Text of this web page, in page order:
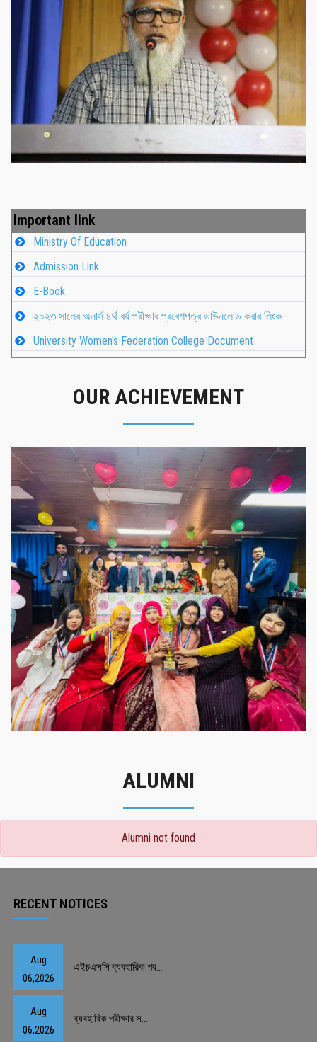
নবীনবরণ - ২০২৫
Important link
Ministry Of Education
Admission Link
E-Book
২০২৩ সালের অনার্স ৪র্থ বর্ষ পরীক্ষার প্রবেশপত্র ডাউনলোড করার লিংক
University Women's Federation College Document
OUR ACHIEVEMENT
গৌরবের মুহূর্ত
গৌরবের মুহূর্ত
ALUMNI
Alumni not found
RECENT NOTICES
Aug
06,2026
এইচএসসি ব্যবহারিক পর...
Aug
06,2026
ব্যবহারিক পরীক্ষার স...